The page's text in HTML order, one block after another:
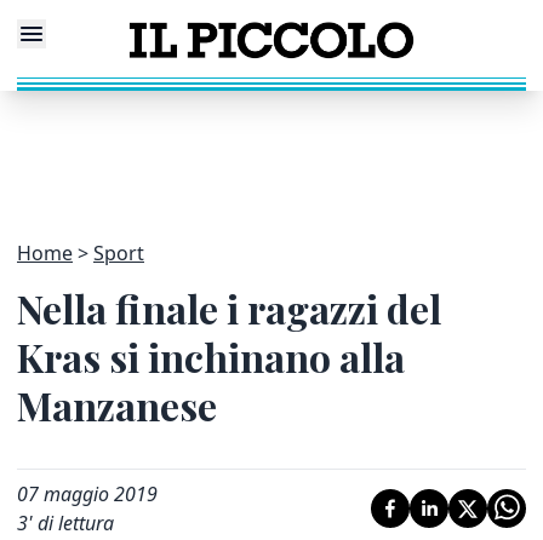
Home Sport
Nella finale i ragazzi del
Kras si inchinano alla
Manzanese
07 maggio 2019
3' di lettura